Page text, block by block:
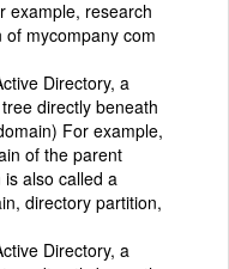
example, research
mycompany com
Directory, a
directly beneath
For example,
of the parent
also called a
directory partition,
Directory, a